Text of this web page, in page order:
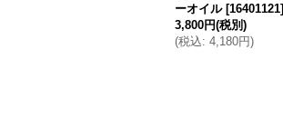
ーオイル [16401121]
3,800円(税別)
(税込: 4,180円)